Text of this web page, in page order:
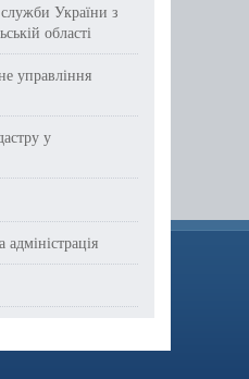
України з
області
управління
у
адміністрація